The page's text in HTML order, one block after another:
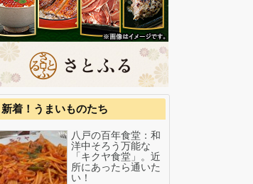
新着！うまいものたち
八戸の百年食堂：和
洋中そろう万能な
「キクヤ食堂」。近
所にあったら通いた
い！